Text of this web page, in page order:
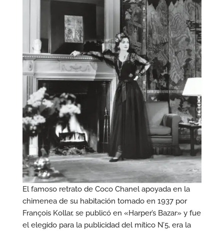
El famoso retrato de Coco Chanel apoyada en la
chimenea de su habitación tomado en 1937 por
François Kollar, se publicó en «Harper’s Bazar» y fue
el elegido para la publicidad del mítico N’5, era la